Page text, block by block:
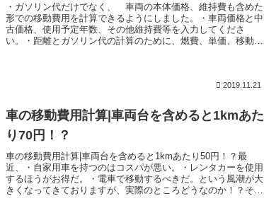
・ガソリン代だけでなく、 車両の本体価格、維持費も含めた
形での移動費用を計算できるようにしました。・車両価格と中
古価格、使用予定年数、その他維持費等を入力してくださ
い。・距離とガソリン代の計算のために、燃費、単価、移動距
2019.11.21
車の移動費用計算|車両台を含めると1kmあた
り70円！？
車の移動費用計算|車両台を含めると1kmあたり50円！？最
近、・自家用車を持つのはコスパが悪い。・レンタカーを使用
するほうがお得だ。・電車で移動するべきだ。という風潮が大
きくなってきておりますが、実際のところどうなのか！？それ